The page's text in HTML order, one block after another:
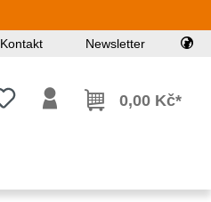
Kontakt Newsletter
Máte 0 položky v seznamu přání
0,00 Kč*